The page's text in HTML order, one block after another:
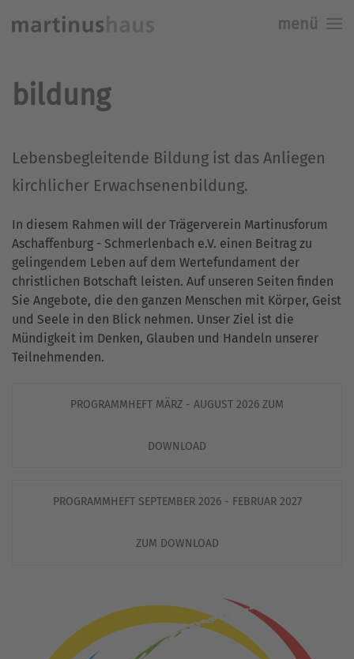
menü
bildung
Lebensbegleitende Bildung ist das Anliegen
kirchlicher Erwachsenenbildung.
In diesem Rahmen will der Trägerverein Martinusforum
Aschaffenburg - Schmerlenbach e.V. einen Beitrag zu
gelingendem Leben auf dem Wertefundament der
christlichen Botschaft leisten. Auf unseren Seiten finden
Sie Angebote, die den ganzen Menschen mit Körper, Geist
und Seele in den Blick nehmen. Unser Ziel ist die
Mündigkeit im Denken, Glauben und Handeln unserer
Teilnehmenden.
PROGRAMMHEFT MÄRZ - AUGUST 2026 ZUM
DOWNLOAD
PROGRAMMHEFT SEPTEMBER 2026 - FEBRUAR 2027
ZUM DOWNLOAD